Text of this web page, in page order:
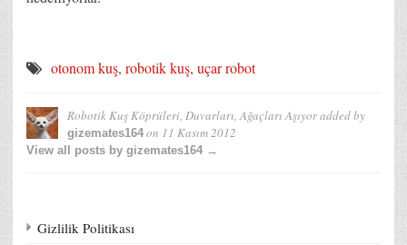
otonom kuş, robotik kuş, uçar robot
Robotik Kuş Köprüleri, Duvarları, Ağaçları Aşıyoradded by
gizemates164 on 11 Kasım 2012
View all posts by gizemates164 →
Gizlilik Politikası